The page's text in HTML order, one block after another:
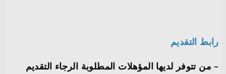
رابط التقديم
– من تتوفر لديها المؤهلات المطلوبة الرجاء التقديم